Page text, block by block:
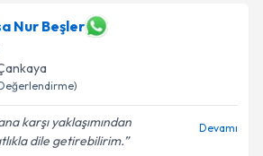
Nur Beşler
karşı yaklaşımından
dile getirebilirim.
Devamı